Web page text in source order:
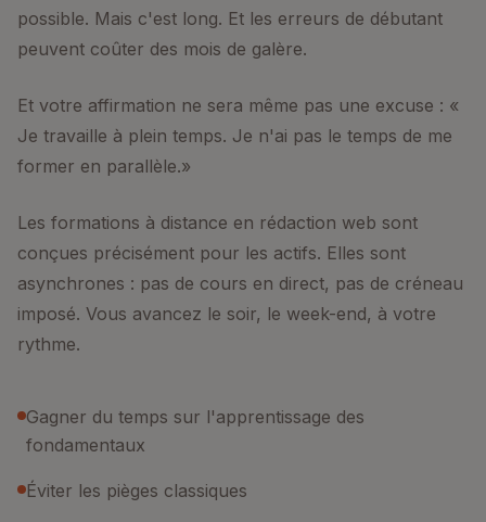
possible. Mais c'est long. Et les erreurs de débutant
peuvent coûter des mois de galère.
Et votre affirmation ne sera même pas une excuse : «
Je travaille à plein temps. Je n'ai pas le temps de me
former en parallèle.»
Les formations à distance en rédaction web sont
conçues précisément pour les actifs. Elles sont
asynchrones : pas de cours en direct, pas de créneau
imposé. Vous avancez le soir, le week-end, à votre
rythme.
Gagner du temps sur l'apprentissage des
fondamentaux
Éviter les pièges classiques